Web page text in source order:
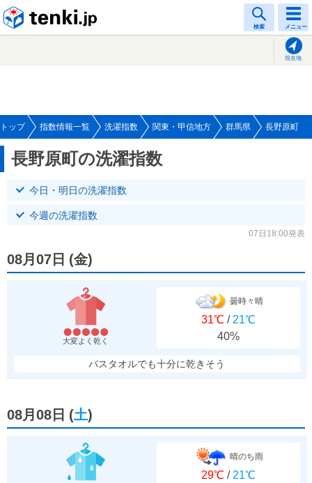
検索 メニュー
現在地
トップ 指数情報一覧 洗濯指数 関東・甲信地方 群馬県 長野原町
長野原町の洗濯指数
今日・明日の洗濯指数
今週の洗濯指数
07日18:00発表
08月07日 (金)
大変よく乾く
曇時々晴
31℃ / 21℃
40%
バスタオルでも十分に乾きそう
08月08日 (土)
晴のち雨
29℃ / 21℃